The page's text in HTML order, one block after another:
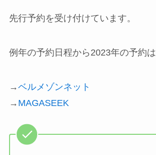
先行予約を受け付けています。
例年の予約日程から2023年の予約は
→ベルメゾンネット
→ MAGASEEK